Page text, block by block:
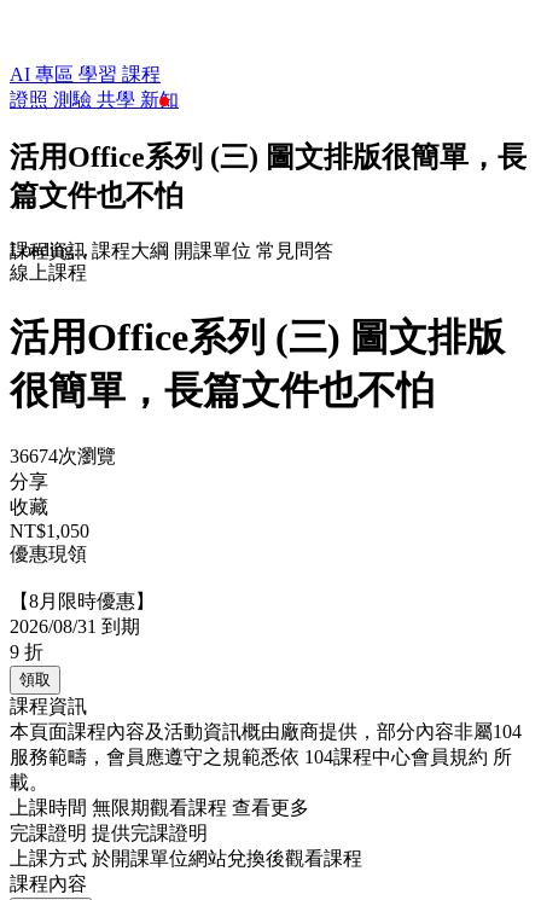
AI 專區 學習 課程
證照 測驗 共學 新知
活用Office系列 (三) 圖文排版很簡單，長
篇文件也不怕
課程資訊 課程大綱 開課單位 常見問答
Loading...
線上課程
活用Office系列 (三) 圖文排版
很簡單，長篇文件也不怕
36674次瀏覽
分享
收藏
NT$1,050
優惠現領
【8月限時優惠】
2026/08/31 到期
9 折
領取
課程資訊
本頁面課程內容及活動資訊概由廠商提供，部分內容非屬104
服務範疇，會員應遵守之規範悉依 104課程中心會員規約 所
載。
上課時間 無限期觀看課程 查看更多
完課證明 提供完課證明
上課方式 於開課單位網站兌換後觀看課程
課程內容